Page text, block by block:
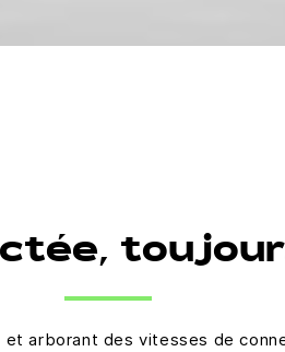
arborant des vitesses de